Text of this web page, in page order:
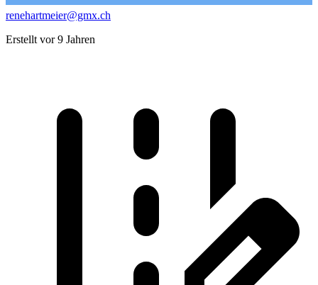
renehartmeier@gmx.ch
Erstellt vor 9 Jahren